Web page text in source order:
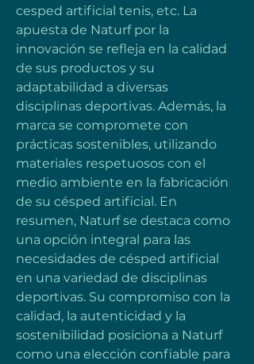
cesped artificial tenis, etc. La
apuesta de Naturf por la
innovación se refleja en la calidad
de sus productos y su
adaptabilidad a diversas
disciplinas deportivas. Además, la
marca se compromete con
prácticas sostenibles, utilizando
materiales respetuosos con el
medio ambiente en la fabricación
de su césped artificial. En
resumen, Naturf se destaca como
una opción integral para las
necesidades de césped artificial
en una variedad de disciplinas
deportivas. Su compromiso con la
calidad, la autenticidad y la
sostenibilidad posiciona a Naturf
como una elección confiable para